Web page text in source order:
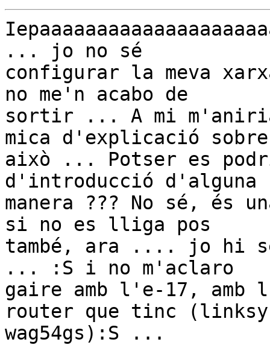
... jo no sé
configurar la meva
no me'n acabo de
sortir ... A mi
mica d'explicació sobre
això ... Potser es
d'introducció d'alguna
manera ??? No sé,
si no es lliga pos
també, ara .... jo hi
... :S i no m'aclaro
gaire amb l'e-17, amb
router que tinc
wag54gs):S ...